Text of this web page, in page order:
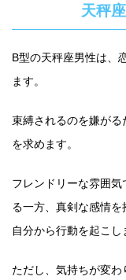
天秤
B型の天秤座男性は、
ます。
束縛されるのを嫌が
を求めます。
フレンドリーな雰囲
る一方、真剣な感情を
自分から行動を起こし
ただし、気持ちが変